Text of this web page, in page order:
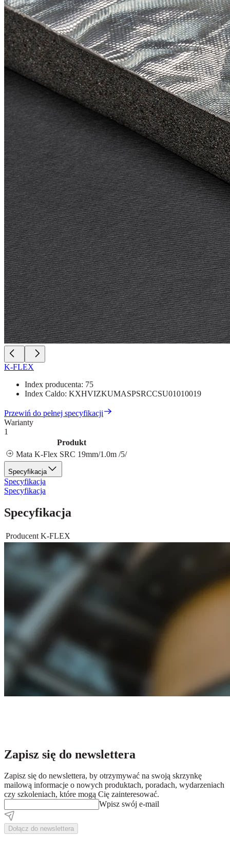
K-FLEX
Index producenta: 75
Index Caldo: KXHVIZKUMASPSRCCSU01010019
Przewiń do pełnej specyfikacji
Warianty
1
Produkt
Mata K-Flex SRC 19mm/1.0m /5/
Specyfikacja
Specyfikacja
Specyfikacja
Specyfikacja
Producent K-FLEX
Zapisz się do newslettera
Zapisz się do newslettera, by otrzymywać na swoją skrzynkę
mailową informacje o nowych produktach, poradach, wydarzeniach
czy szkoleniach, które mogą Cię zainteresować.
Wpisz swój e-mail
Dołącz do newslettera